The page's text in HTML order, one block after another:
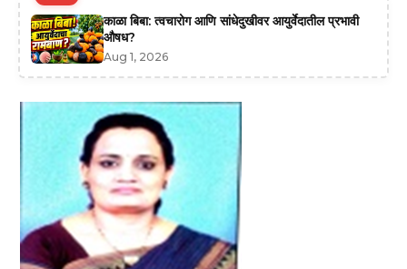
काळा बिबा: त्वचारोग आणि सांधेदुखीवर आयुर्वेदातील प्रभावी
औषध?
Aug 1, 2026